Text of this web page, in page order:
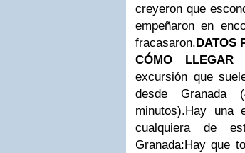
creyeron que
empeñaron en
fracasaron.DATOS
CÓMO LLEGAR
excursión que
desde Granada
minutos).Hay una
cualquiera de
Granada:Hay que